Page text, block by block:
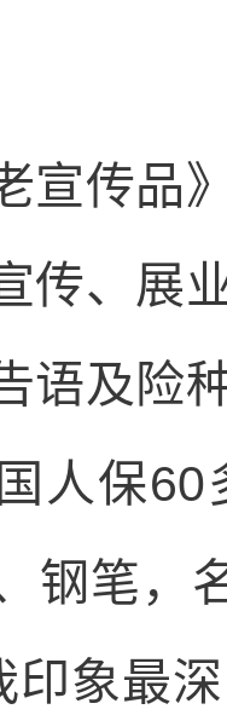
宣传品
传、展
语及险
人保
钢笔，
印象最